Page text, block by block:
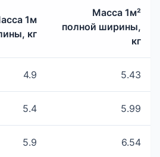
1м
кг
Масса 1м²
полной ширины,
кг
4.9 5.43
5.4 5.99
5.9 6.54